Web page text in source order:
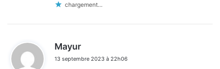
chargement…
Mayur
t
13 septembre 2023 à 22h06